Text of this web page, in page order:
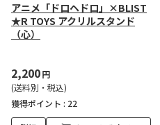
アニメ「ドロヘドロ」×BLIST
★R TOYS アクリルスタンド
（心）
2,200円
(送料別・税込)
獲得ポイント : 22